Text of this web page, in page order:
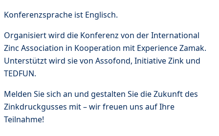
Konferenzsprache ist Englisch.
Organisiert wird die Konferenz von der International
Zinc Association in Kooperation mit Experience Zamak.
Unterstützt wird sie von Assofond, Initiative Zink und
TEDFUN.
Melden Sie sich an und gestalten Sie die Zukunft des
Zinkdruckgusses mit – wir freuen uns auf Ihre
Teilnahme!